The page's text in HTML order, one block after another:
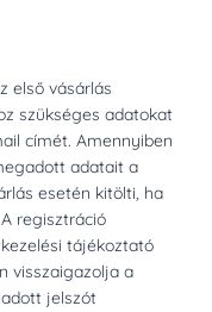
első vásárlás
szükséges adatokat
címét. Amennyiben
adatait a
esetén kitölti, ha
regisztráció
tájékoztató
visszaigazolja a
jelszót